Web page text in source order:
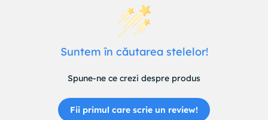
Suntem în căutarea stelelor!
Spune-ne ce crezi despre produs
Fii primul care scrie un review!